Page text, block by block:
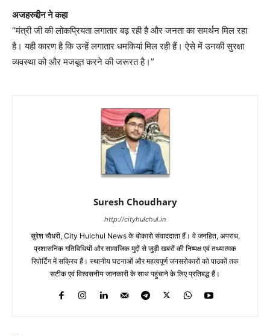
अजहरुद्दीन ने कहा
“मंत्री जी की लोकप्रियता लगातार बढ़ रही है और जनता का समर्थन मिल रहा
है। यही कारण है कि उन्हें लगातार धमकियां मिल रही हैं। ऐसे में उनकी सुरक्षा
व्यवस्था को और मजबूत करने की जरूरत है।”
Suresh Choudhary
http://cityhulchul.in
सुरेश चौधरी, City Hulchul News के बोकारो संवाददाता हैं। वे जनहित, अपराध,
प्रशासनिक गतिविधियों और सामाजिक मुद्दों से जुड़ी खबरों की निष्पक्ष एवं तथ्यात्मक
रिपोर्टिंग में सक्रिय हैं। स्थानीय घटनाओं और महत्वपूर्ण जनसरोकारों को पाठकों तक
सटीक एवं विश्वसनीय जानकारी के साथ पहुंचाने के लिए प्रतिबद्ध हैं।